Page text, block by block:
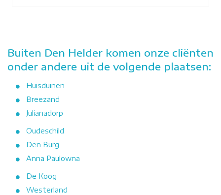
Buiten Den Helder komen onze cliënten
onder andere uit de volgende plaatsen:
Huisduinen
Breezand
Julianadorp
Oudeschild
Den Burg
Anna Paulowna
De Koog
Westerland